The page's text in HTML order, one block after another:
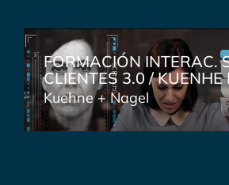
FORMACIÓN INTERAC.
CLIENTES 3.0 / KUENHE
Kuehne + Nagel